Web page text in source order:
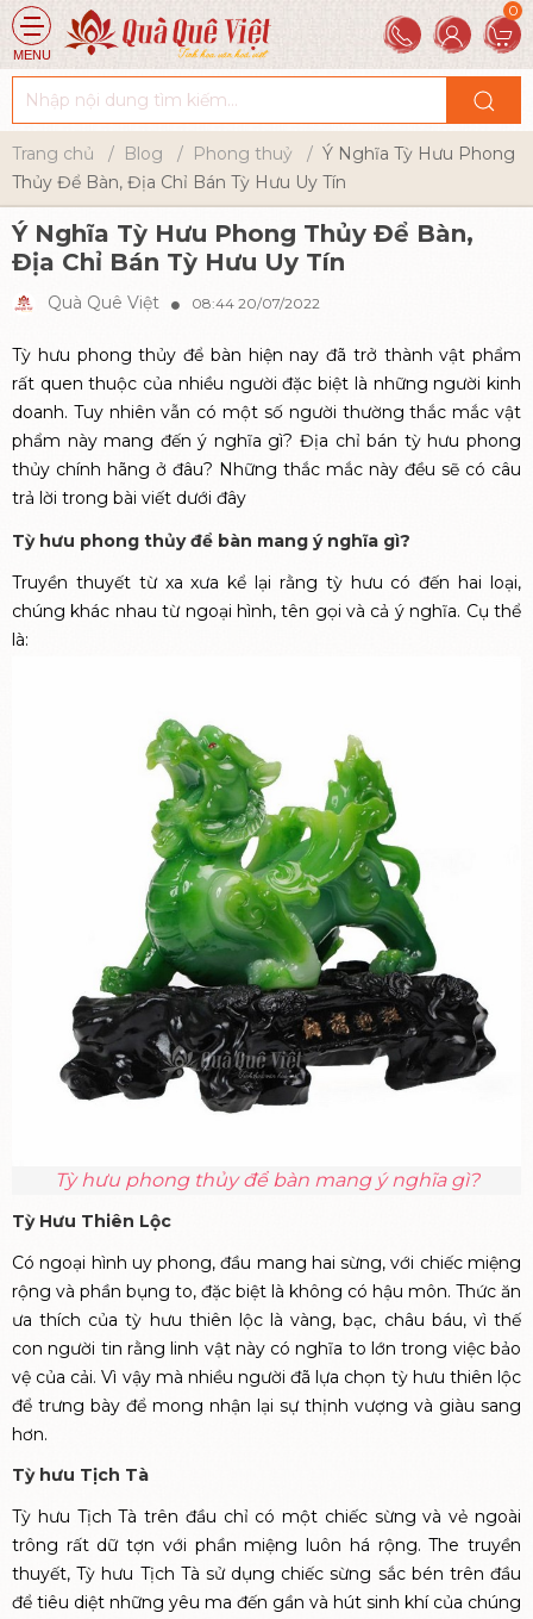
MENU
Trang chủ Blog Phong thuỷ
Ý Nghĩa Tỳ Hưu Phong
Thủy Để Bàn, Địa Chỉ Bán Tỳ Hưu Uy Tín
Ý Nghĩa Tỳ Hưu Phong Thủy Để Bàn,
Địa Chỉ Bán Tỳ Hưu Uy Tín
Quà Quê Việt 08:44 20/07/2022
Tỳ hưu phong thủy để bàn hiện nay đã trở thành vật phẩm
rất quen thuộc của nhiều người đặc biệt là những người kinh
doanh. Tuy nhiên vẫn có một số người thường thắc mắc vật
phẩm này mang đến ý nghĩa gì? Địa chỉ bán tỳ hưu phong
thủy chính hãng ở đâu? Những thắc mắc này đều sẽ có câu
trả lời trong bài viết dưới đây
Tỳ hưu phong thủy để bàn mang ý nghĩa gì?
Truyền thuyết từ xa xưa kể lại rằng tỳ hưu có đến hai loại,
chúng khác nhau từ ngoại hình, tên gọi và cả ý nghĩa. Cụ thể
là:
Tỳ hưu phong thủy để bàn mang ý nghĩa gì?
Tỳ Hưu Thiên Lộc
Có ngoại hình uy phong, đầu mang hai sừng, với chiếc miệng
rộng và phần bụng to, đặc biệt là không có hậu môn. Thức ăn
ưa thích của tỳ hưu thiên lộc là vàng, bạc, châu báu, vì thế
con người tin rằng linh vật này có nghĩa to lớn trong việc bảo
vệ của cải. Vì vậy mà nhiều người đã lựa chọn tỳ hưu thiên lộc
để trưng bày để mong nhận lại sự thịnh vượng và giàu sang
hơn.
Tỳ hưu Tịch Tà
Tỳ hưu Tịch Tà trên đầu chỉ có một chiếc sừng và vẻ ngoài
trông rất dữ tợn với phần miệng luôn há rộng. The truyền
thuyết, Tỳ hưu Tịch Tà sử dụng chiếc sừng sắc bén trên đầu
để tiêu diệt những yêu ma đến gần và hút sinh khí của chúng